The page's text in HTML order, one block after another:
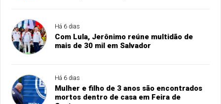
Há 6 dias
Com Lula, Jerônimo reúne multidão de
mais de 30 mil em Salvador
Há 6 dias
Mulher e filho de 3 anos são encontrados
mortos dentro de casa em Feira de